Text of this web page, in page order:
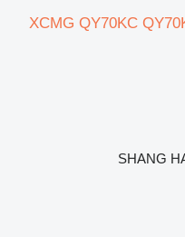
XCMG QY70KC
SHANG